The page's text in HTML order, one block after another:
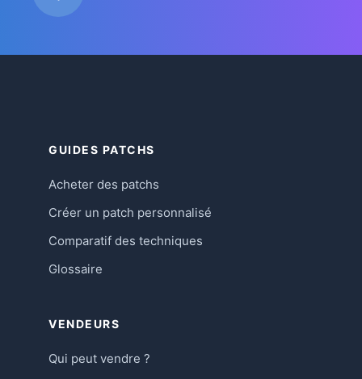
GUIDES PATCHS
Acheter des patchs
Créer un patch personnalisé
Comparatif des techniques
Glossaire
VENDEURS
Qui peut vendre ?